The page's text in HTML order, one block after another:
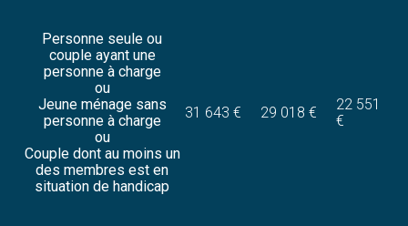
Personne seule ou
couple ayant une
personne à charge
ou
Jeune ménage sans
personne à charge
ou
Couple dont au moins un
des membres est en
situation de handicap
31 643 € 29 018 €
22 551
€